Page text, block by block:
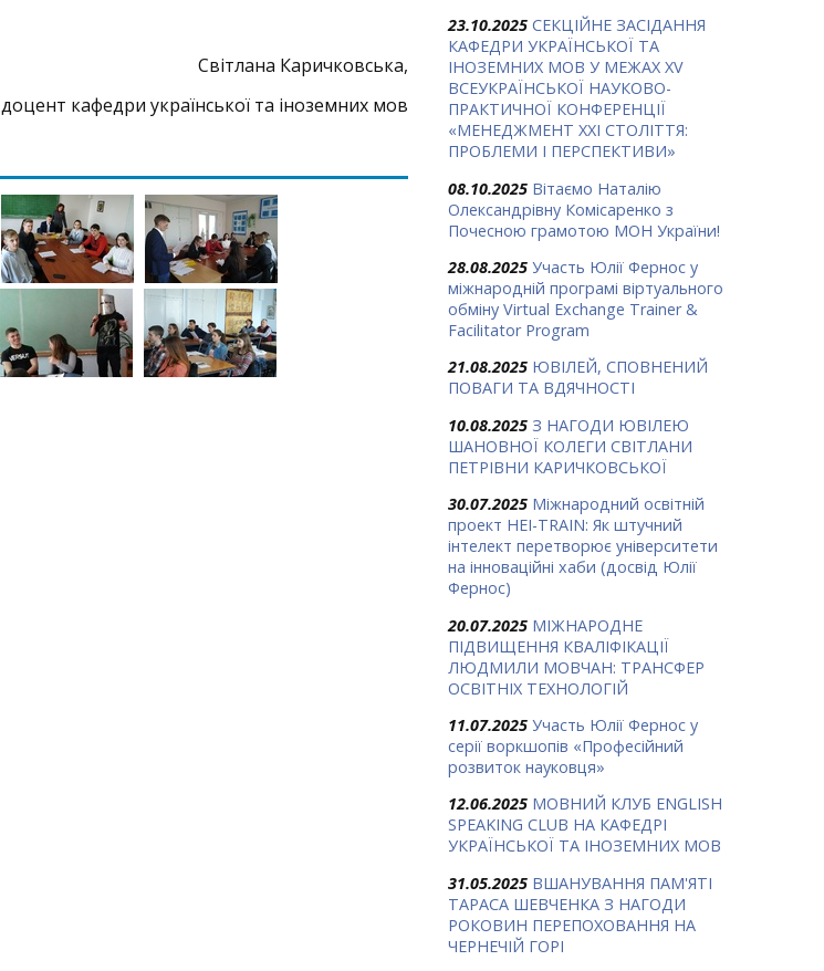
Світлана Каричковська,
доцент кафедри української та іноземних мов
23.10.2025 СЕКЦІЙНЕ ЗАСІДАННЯ
КАФЕДРИ УКРАЇНСЬКОЇ ТА
ІНОЗЕМНИХ МОВ У МЕЖАХ ХV
ВСЕУКРАЇНСЬКОЇ НАУКОВО-
ПРАКТИЧНОЇ КОНФЕРЕНЦІЇ
«МЕНЕДЖМЕНТ XXI СТОЛІТТЯ:
ПРОБЛЕМИ І ПЕРСПЕКТИВИ»
08.10.2025 Вітаємо Наталію
Олександрівну Комісаренко з
Почесною грамотою МОН України!
28.08.2025 Участь Юлії Фернос у
міжнародній програмі віртуального
обміну Virtual Exchange Trainer &
Facilitator Program
21.08.2025 ЮВІЛЕЙ, СПОВНЕНИЙ
ПОВАГИ ТА ВДЯЧНОСТІ
10.08.2025 З НАГОДИ ЮВІЛЕЮ
ШАНОВНОЇ КОЛЕГИ СВІТЛАНИ
ПЕТРІВНИ КАРИЧКОВСЬКОЇ
30.07.2025 Міжнародний освітній
проект HEI-TRAIN: Як штучний
інтелект перетворює університети
на інноваційні хаби (досвід Юлії
Фернос)
20.07.2025 МІЖНАРОДНЕ
ПІДВИЩЕННЯ КВАЛІФІКАЦІЇ
ЛЮДМИЛИ МОВЧАН: ТРАНСФЕР
ОСВІТНІХ ТЕХНОЛОГІЙ
11.07.2025 Участь Юлії Фернос у
серії воркшопів «Професійний
розвиток науковця»
12.06.2025 МОВНИЙ КЛУБ ENGLISH
SPEAKING CLUB НА КАФЕДРІ
УКРАЇНСЬКОЇ ТА ІНОЗЕМНИХ МОВ
31.05.2025 ВШАНУВАННЯ ПАМ'ЯТІ
ТАРАСА ШЕВЧЕНКА З НАГОДИ
РОКОВИН ПЕРЕПОХОВАННЯ НА
ЧЕРНЕЧІЙ ГОРІ